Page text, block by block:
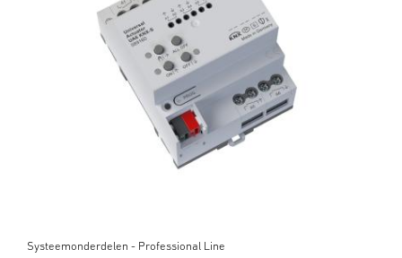
Systeemonderdelen - Professional Line